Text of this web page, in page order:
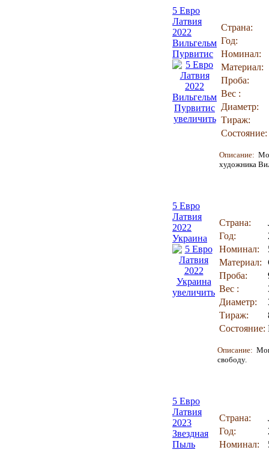
5 Евро
Латвия
2022
Вильгельм
Пурвитис
увеличить
Страна:
Год:
Номинал:
Материал:
Проба:
Вес :
Диаметр:
Тираж:
Состояние:
Описание:
художника
5 Евро
Латвия
2022
Украина
увеличить
Страна:
Год:
Номинал:
Материал:
Проба:
Вес :
Диаметр:
Тираж:
Состояние:
Описание:
свободу.
5 Евро
Латвия
2023
Звездная
Пыль
Страна:
Год:
Номинал: